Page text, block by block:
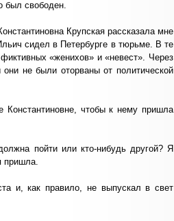
был свободен.
Крупская рассказала мне
сидел в Петербурге в тюрьме. В те
«женихов» и «невест». Через
не были оторваны от политической
чтобы к нему пришла
пойти или кто-нибудь другой? Я
пришла.
и, как правило, не выпускал в свет